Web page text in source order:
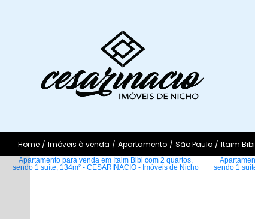
Home / Imóveis à venda / Apartamento / São Paulo / Itaim Bibi